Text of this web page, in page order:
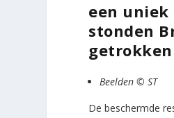
een uniek
stonden
Beelden © ST
De beschermde